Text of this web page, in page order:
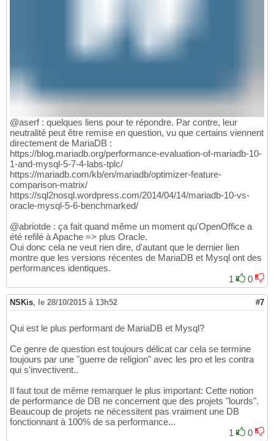
@aserf : quelques liens pour te répondre. Par contre, leur
neutralité peut être remise en question, vu que certains viennent
directement de MariaDB :
https://blog.mariadb.org/performance-evaluation-of-mariadb-10-
1-and-mysql-5-7-4-labs-tplc/
https://mariadb.com/kb/en/mariadb/optimizer-feature-
comparison-matrix/
https://sql2nosql.wordpress.com/2014/04/14/mariadb-10-vs-
oracle-mysql-5-6-benchmarked/
@abriotde : ça fait quand même un moment qu'OpenOffice a
été refilé à Apache => plus Oracle.
Oui donc cela ne veut rien dire, d'autant que le dernier lien
montre que les versions récentes de MariaDB et Mysql ont des
performances identiques.
1
0
NSKis, le 28/10/2015 à 13h52 #7
Qui est le plus performant de MariaDB et Mysql?
Ce genre de question est toujours délicat car cela se termine
toujours par une "guerre de religion" avec les pro et les contra
qui s'invectivent..
Il faut tout de même remarquer le plus important: Cette notion
de performance de DB ne concernent que des projets "lourds".
Beaucoup de projets ne nécessitent pas vraiment une DB
fonctionnant à 100% de sa performance...
1
0